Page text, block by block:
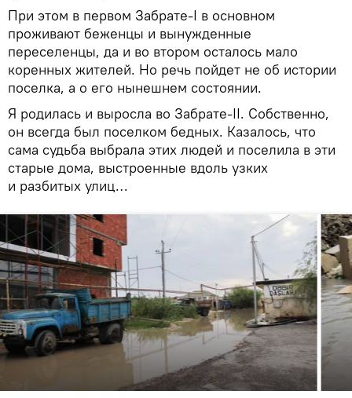
При этом в первом Забрате-I в основном
проживают беженцы и вынужденные
переселенцы, да и во втором осталось мало
коренных жителей. Но речь пойдет не об истории
поселка, а о его нынешнем состоянии.
Я родилась и выросла во Забрате-II. Собственно,
он всегда был поселком бедных. Казалось, что
сама судьба выбрала этих людей и поселила в эти
старые дома, выстроенные вдоль узких
и разбитых улиц…